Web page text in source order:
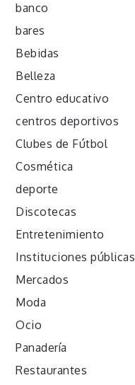
banco
bares
Bebidas
Belleza
Centro educativo
centros deportivos
Clubes de Fútbol
Cosmética
deporte
Discotecas
Entretenimiento
Instituciones públicas
Mercados
Moda
Ocio
Panadería
Restaurantes